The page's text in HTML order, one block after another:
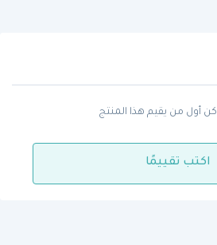
كن أول من يقيم هذا المنتج
اكتب تقييمًا